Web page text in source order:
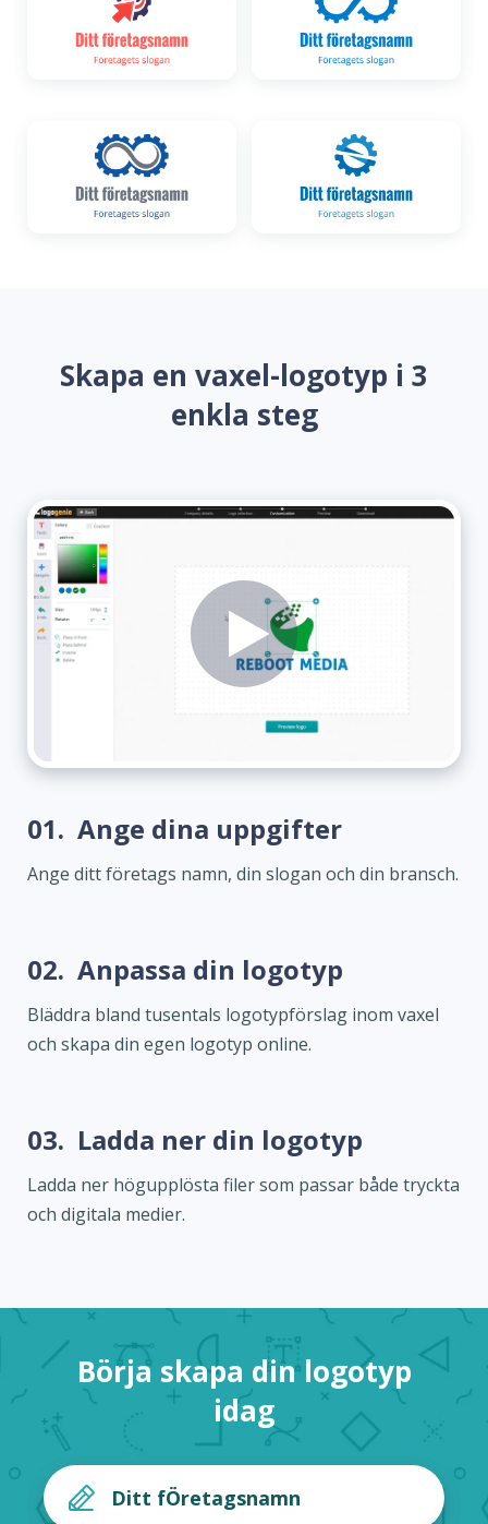
Skapa en vaxel-logotyp i 3
enkla steg
01. Ange dina uppgifter
Ange ditt företags namn, din slogan och din bransch.
02. Anpassa din logotyp
Bläddra bland tusentals logotypförslag inom vaxel
och skapa din egen logotyp online.
03. Ladda ner din logotyp
Ladda ner högupplösta filer som passar både tryckta
och digitala medier.
Börja skapa din logotyp
idag